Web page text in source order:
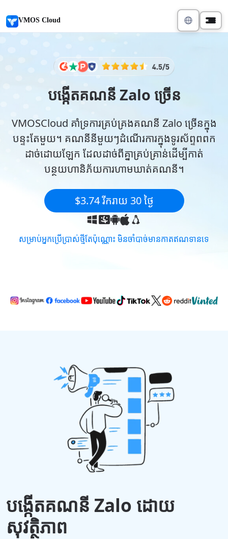
VMOS Cloud
បង្កើតគណនី Zalo ច្រើន
VMOSCloud គាំទ្រការគ្រប់គ្រងគណនី Zalo ច្រើនក្នុង
បន្ទះតែមួយ។ គណនីនីមួយៗដំណើរការក្នុងទូរស័ព្ទពពក
ដាច់ដោយឡែក ដែលដាច់ពីគ្នាគ្រប់គ្រាន់ដើម្បីកាត់
បន្ថយហានិភ័យការហាមឃាត់គណនី។
$3.74 រីករាយ 30 ថ្ងៃ
សម្រាប់អ្នកប្រើប្រាស់ថ្មីតែប៉ុណ្ណោះ មិនចាំបាច់មានកាតឥណទានទេ
បង្កើតគណនី Zalo ដោយ
សុវត្ថិភាព